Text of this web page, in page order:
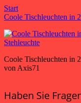
Start
Coole Tischleuchten in
Coole Tischleuchten in
von Axis71
Haben Sie